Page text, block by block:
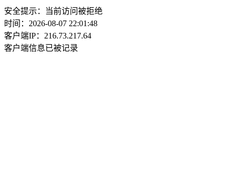
安全提示：当前访问被拒绝
时间：2026-08-07 22:01:48
客户端IP：216.73.217.64
客户端信息已被记录